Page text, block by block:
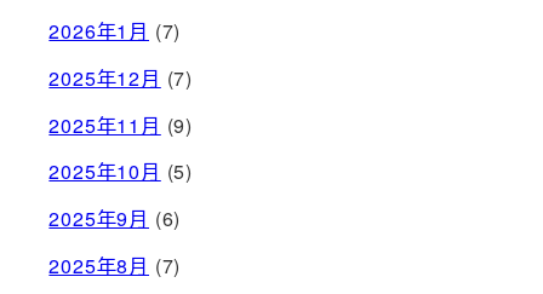
2026年1月 (7)
2025年12月 (7)
2025年11月 (9)
2025年10月 (5)
2025年9月 (6)
2025年8月 (7)